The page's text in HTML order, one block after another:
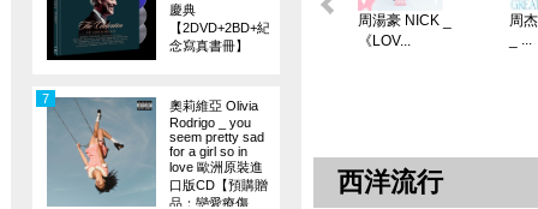
慶典
【2DVD+2BD+紀
念寫真書冊】
奧莉維亞 Olivia
Rodrigo _ you
seem pretty sad
for a girl so in
love 歐洲原裝進
口版CD【預購贈
品：戀愛療傷
7
周湯豪 NICK _
《LOV...
周
_ ...
西洋流行